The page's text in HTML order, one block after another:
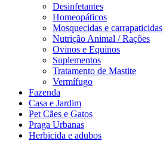
Desinfetantes
Homeopáticos
Mosquecidas e carrapaticidas
Nutrição Animal / Rações
Ovinos e Equinos
Suplementos
Tratamento de Mastite
Vermífugo
Fazenda
Casa e Jardim
Pet Cães e Gatos
Praga Urbanas
Herbicida e adubos